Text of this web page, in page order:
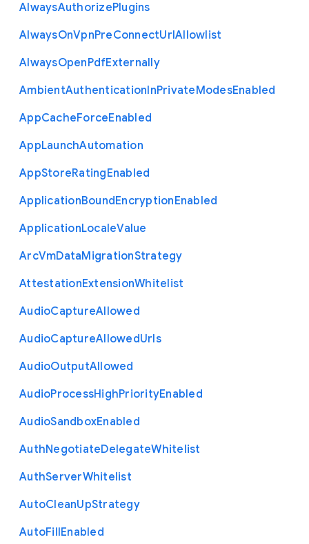
AlwaysAuthorizePlugins
AlwaysOnVpnPreConnectUrlAllowlist
AlwaysOpenPdfExternally
AmbientAuthenticationInPrivateModesEnabled
AppCacheForceEnabled
AppLaunchAutomation
AppStoreRatingEnabled
ApplicationBoundEncryptionEnabled
ApplicationLocaleValue
ArcVmDataMigrationStrategy
AttestationExtensionWhitelist
AudioCaptureAllowed
AudioCaptureAllowedUrls
AudioOutputAllowed
AudioProcessHighPriorityEnabled
AudioSandboxEnabled
AuthNegotiateDelegateWhitelist
AuthServerWhitelist
AutoCleanUpStrategy
AutoFillEnabled